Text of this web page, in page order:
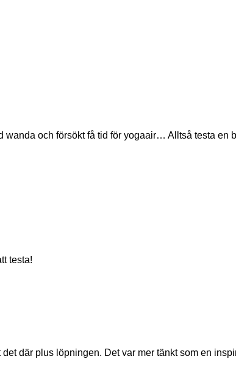
och försökt få tid för yogaair… Alltså testa en
testa!
där plus löpningen. Det var mer tänkt som en